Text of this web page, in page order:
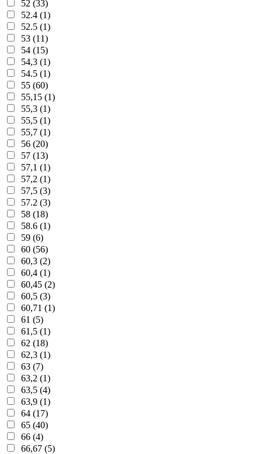
52 (33)
52.4 (1)
52.5 (1)
53 (11)
54 (15)
54,3 (1)
54.5 (1)
55 (60)
55,15 (1)
55,3 (1)
55,5 (1)
55,7 (1)
56 (20)
57 (13)
57,1 (1)
57,2 (1)
57,5 (3)
57.2 (3)
58 (18)
58.6 (1)
59 (6)
60 (56)
60,3 (2)
60,4 (1)
60,45 (2)
60,5 (3)
60,71 (1)
61 (5)
61,5 (1)
62 (18)
62,3 (1)
63 (7)
63,2 (1)
63,5 (4)
63,9 (1)
64 (17)
65 (40)
66 (4)
66,67 (5)